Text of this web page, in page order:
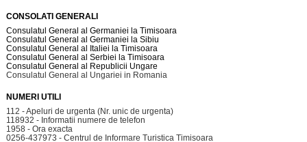
CONSOLATI GENERALI
Consulatul General al Germaniei la Timisoara
Consulatul General al Germaniei la Sibiu
Consulatul General al Italiei la Timisoara
Consulatul General al Serbiei la Timisoara
Consulatul General al Republicii Ungare
Consulatul General al Ungariei in Romania
NUMERI UTILI
112 - Apeluri de urgenta (Nr. unic de urgenta)
118932 - Informatii numere de telefon
1958 - Ora exacta
0256-437973 - Centrul de Informare Turistica Timisoara